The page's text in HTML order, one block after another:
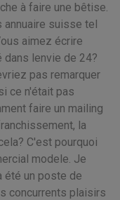
à faire une bêtise.
annuaire suisse tel
aimez écrire
dans lenvie de 24?
pas remarquer
ce n'était pas
faire un mailing
la
C'est pourquoi
modele. Je
été un poste de
concurrents plaisirs